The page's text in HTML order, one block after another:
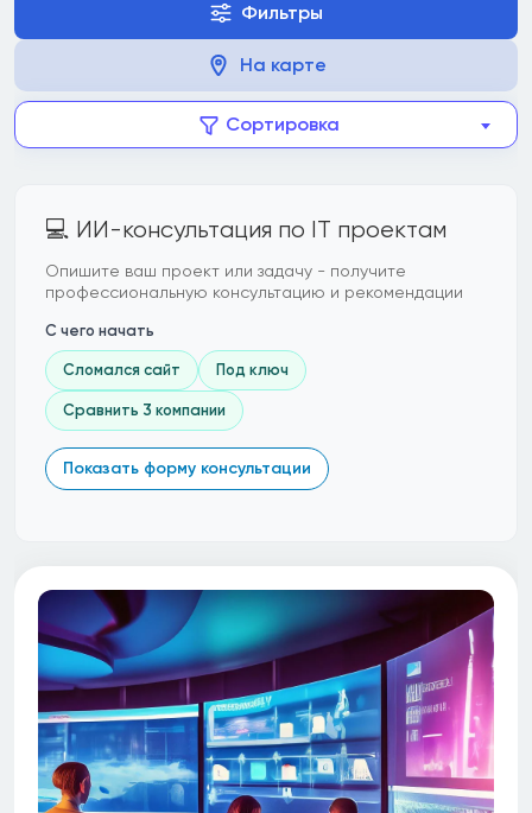
Фильтры
На карте
Сортировка
💻 ИИ-консультация по IT проектам
Опишите ваш проект или задачу - получите
профессиональную консультацию и рекомендации
С чего начать
Сломался сайт Под ключ
Сравнить 3 компании
Показать форму консультации